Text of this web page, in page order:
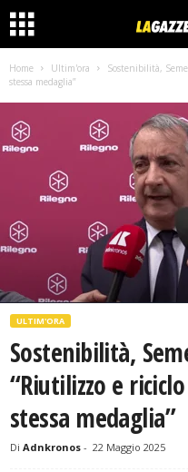
Home Ultim'ora
Sostenibilità,
stessa medaglia”
ULTIM'ORA
Sostenibilità,
“Riutilizzo e
stessa medaglia”
Di Adnkronos - 22 Maggio 2025